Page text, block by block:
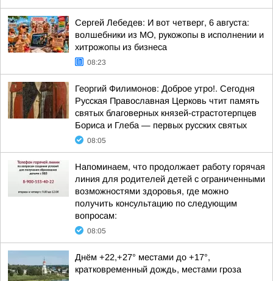
Сергей Лебедев: И вот четверг, 6 августа:
волшебники из МО, рукожопы в исполнении и
хитрожопы из бизнеса
08:23
Георгий Филимонов: Доброе утро!. Сегодня
Русская Православная Церковь чтит память
святых благоверных князей-страстотерпцев
Бориса и Глеба — первых русских святых
08:05
Напоминаем, что продолжает работу горячая
линия для родителей детей с ограниченными
возможностями здоровья, где можно
получить консультацию по следующим
вопросам:
08:05
Днём +22,+27° местами до +17°,
кратковременный дождь, местами гроза